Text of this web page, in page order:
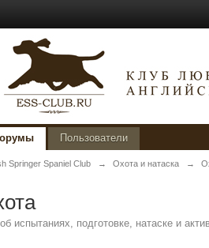
Пользователи
Springer Spaniel Club → Охота и натаска →
испытаниях, подготовке, натаске и